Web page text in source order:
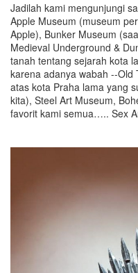
Jadilah kami mengunjungi
Apple Museum (museum
Apple), Bunker Museum
Medieval Underground &
tanah tentang sejarah kota
karena adanya wabah --Old
atas kota Praha lama yang
kita), Steel Art Museum,
favorit kami semua….. Sex